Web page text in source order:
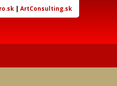
| ArtConsulting.sk